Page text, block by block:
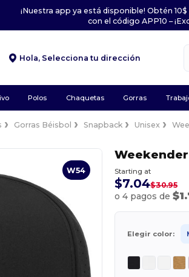
¡Nuestra app ya está disponible! Obtén
con el código APP10 –
Hola, Selecciona tu dirección
Polos Chaquetas Gorras
Gorras Béisbol Snapback Unisex
W54
Weekender
Starting at
$7.04$30.95
o 4 pagos de
Elegir color: